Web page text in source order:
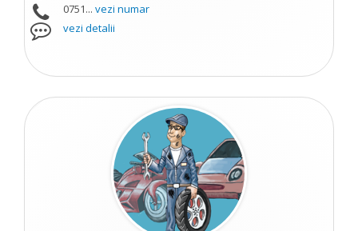
0751... vezi numar
vezi detalii